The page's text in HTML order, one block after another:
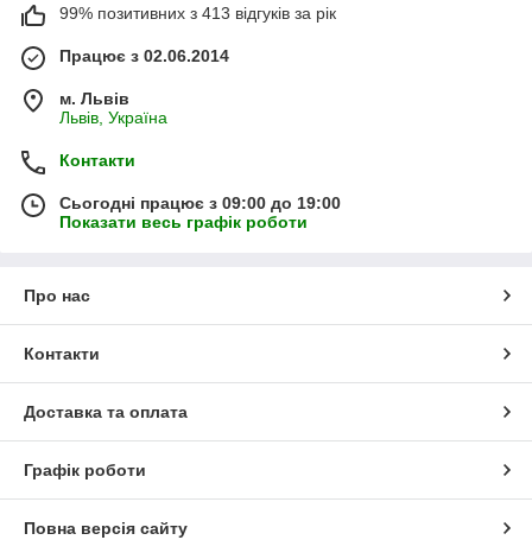
99% позитивних з 413 відгуків за рік
Працює з 02.06.2014
м. Львів
Львів, Україна
Контакти
Сьогодні працює з 09:00 до 19:00
Показати весь графік роботи
Про нас
Контакти
Доставка та оплата
Графік роботи
Повна версія сайту